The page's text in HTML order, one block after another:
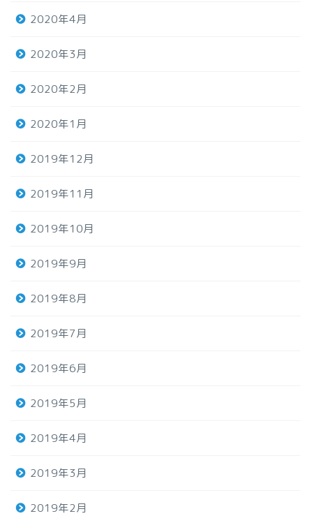
2020年4月
2020年3月
2020年2月
2020年1月
2019年12月
2019年11月
2019年10月
2019年9月
2019年8月
2019年7月
2019年6月
2019年5月
2019年4月
2019年3月
2019年2月